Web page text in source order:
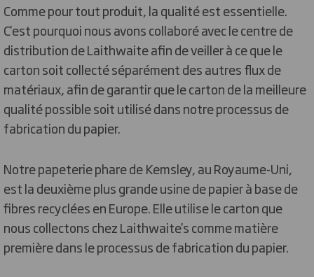
Comme pour tout produit, la qualité est essentielle.
C'est pourquoi nous avons collaboré avec le centre de
distribution de Laithwaite afin de veiller à ce que le
carton soit collecté séparément des autres flux de
matériaux, afin de garantir que le carton de la meilleure
qualité possible soit utilisé dans notre processus de
fabrication du papier.
Notre papeterie phare de Kemsley, au Royaume-Uni,
est la deuxième plus grande usine de papier à base de
fibres recyclées en Europe. Elle utilise le carton que
nous collectons chez Laithwaite's comme matière
première dans le processus de fabrication du papier.